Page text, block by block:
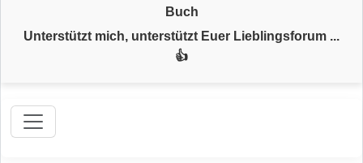
Buch
Unterstützt mich, unterstützt Euer Lieblingsforum ...
👍